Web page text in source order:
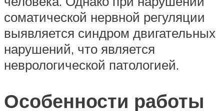
соматической нервной регуляции
выявляется синдром двигательных
нарушений, что является
неврологической патологией.
Особенности работы